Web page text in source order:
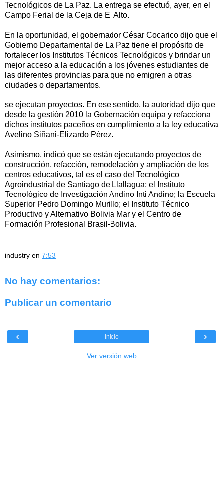
Tecnológicos de La Paz. La entrega se efectuó, ayer, en el
Campo Ferial de la Ceja de El Alto.
En la oportunidad, el gobernador César Cocarico dijo que el
Gobierno Departamental de La Paz tiene el propósito de
fortalecer los Institutos Técnicos Tecnológicos y brindar un
mejor acceso a la educación a los jóvenes estudiantes de
las diferentes provincias para que no emigren a otras
ciudades o departamentos.
se ejecutan proyectos. En ese sentido, la autoridad dijo que
desde la gestión 2010 la Gobernación equipa y refacciona
dichos institutos paceños en cumplimiento a la ley educativa
Avelino Siñani-Elizardo Pérez.
Asimismo, indicó que se están ejecutando proyectos de
construcción, refacción, remodelación y ampliación de los
centros educativos, tal es el caso del Tecnológico
Agroindustrial de Santiago de Llallagua; el Instituto
Tecnológico de Investigación Andino Inti Andino; la Escuela
Superior Pedro Domingo Murillo; el Instituto Técnico
Productivo y Alternativo Bolivia Mar y el Centro de
Formación Profesional Brasil-Bolivia.
industry en 7:53
No hay comentarios:
Publicar un comentario
‹ ›
Inicio
Ver versión web